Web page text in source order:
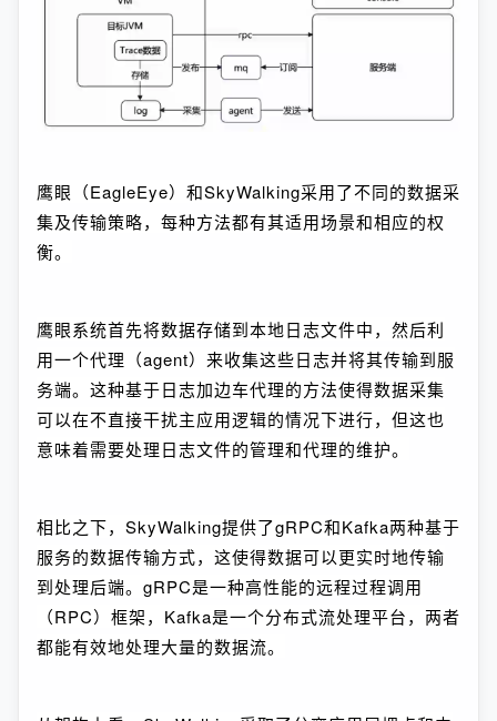
鹰眼（EagleEye）和SkyWalking采用了不同的数据采
集及传输策略，每种方法都有其适用场景和相应的权
衡。
鹰眼系统首先将数据存储到本地日志文件中，然后利
用一个代理（agent）来收集这些日志并将其传输到服
务端。这种基于日志加边车代理的方法使得数据采集
可以在不直接干扰主应用逻辑的情况下进行，但这也
意味着需要处理日志文件的管理和代理的维护。
相比之下，SkyWalking提供了gRPC和Kafka两种基于
服务的数据传输方式，这使得数据可以更实时地传输
到处理后端。gRPC是一种高性能的远程过程调用
（RPC）框架，Kafka是一个分布式流处理平台，两者
都能有效地处理大量的数据流。